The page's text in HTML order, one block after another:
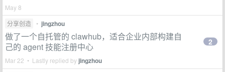
May 8
分享创造
• jingzhou
做了一个自托管的 clawhub，适合企业内部构建自
己的 agent 技能注册中心
Mar 22 • Lastly replied by jingzhou
2